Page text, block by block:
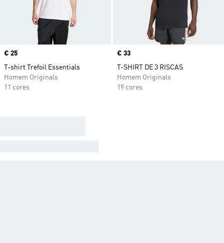
Price
€ 25
T-shirt Trefoil Essentials
Homem Originals
11 cores
Price
€ 33
T-SHIRT DE 3 RISCAS
Homem Originals
19 cores